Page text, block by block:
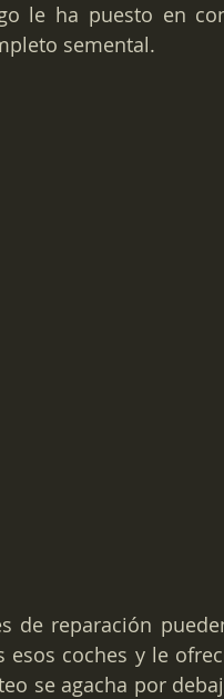
le ha puesto en
semental.
de reparación
esos coches y le
se agacha por